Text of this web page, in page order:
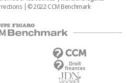
© 2022 CCM Benchmark